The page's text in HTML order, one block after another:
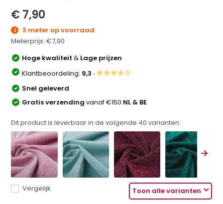
€ 7,90
3 meter op voorraad
Meterprijs:€7,90
Hoge kwaliteit& Lage prijzen
Klantbeoordeling: 9,3 ·★★★★☆
Snel geleverd
Gratis verzendingvanaf €150 NL & BE
Dit product is leverbaar in de volgende 40 varianten:
Toon alle varianten
Vergelijk